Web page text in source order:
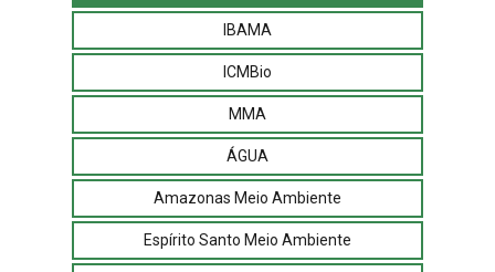
IBAMA
ICMBio
MMA
ÁGUA
Amazonas Meio Ambiente
Espírito Santo Meio Ambiente